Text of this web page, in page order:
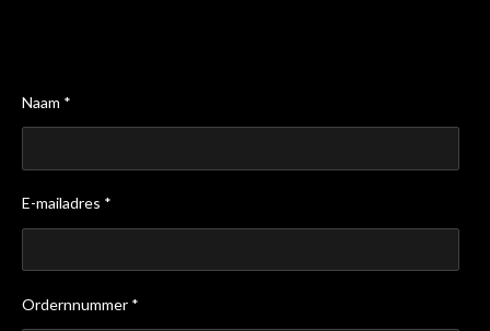
Naam *
E-mailadres *
Ordernnummer *